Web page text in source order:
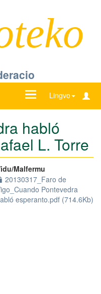
Lingvo
Ŝanĝu
habló
L. Torre
Malfermu
20130317_Faro de
Pontevedra
esperanto.pdf (714.6Kb)